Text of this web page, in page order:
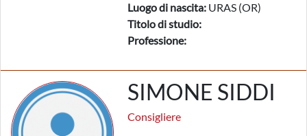
Luogo di nascita: URAS (OR)
Titolo di studio:
Professione:
SIMONE SIDDI
Consigliere